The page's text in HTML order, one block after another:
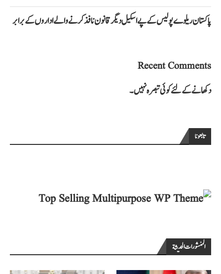
پاکستان ریلوے پولیس کے پے اسکیل دیگر قانون نافذ کرنے والے اداروں کے برابر
Recent Comments
دکھانے کے لئے کوئی تبصرہ نہیں۔
تابعونا
المنشورات الحديثة